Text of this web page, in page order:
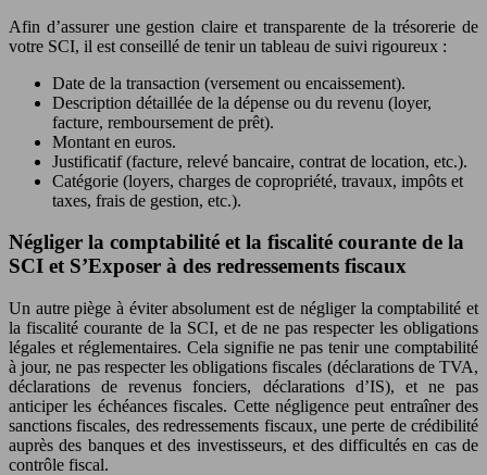
Afin d’assurer une gestion claire et transparente de la trésorerie de
votre SCI, il est conseillé de tenir un tableau de suivi rigoureux :
Date de la transaction (versement ou encaissement).
Description détaillée de la dépense ou du revenu (loyer,
facture, remboursement de prêt).
Montant en euros.
Justificatif (facture, relevé bancaire, contrat de location, etc.).
Catégorie (loyers, charges de copropriété, travaux, impôts et
taxes, frais de gestion, etc.).
Négliger la comptabilité et la fiscalité courante de la
SCI et S’Exposer à des redressements fiscaux
Un autre piège à éviter absolument est de négliger la comptabilité et
la fiscalité courante de la SCI, et de ne pas respecter les obligations
légales et réglementaires. Cela signifie ne pas tenir une comptabilité
à jour, ne pas respecter les obligations fiscales (déclarations de TVA,
déclarations de revenus fonciers, déclarations d’IS), et ne pas
anticiper les échéances fiscales. Cette négligence peut entraîner des
sanctions fiscales, des redressements fiscaux, une perte de crédibilité
auprès des banques et des investisseurs, et des difficultés en cas de
contrôle fiscal.